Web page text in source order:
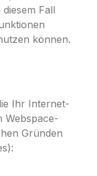
Fall
können.
Ihr Internet-
Webspace-
Gründen